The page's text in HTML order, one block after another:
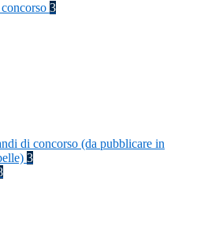
3
di concorso (da pubblicare in
3